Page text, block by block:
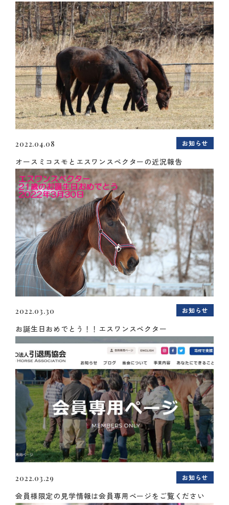
2022.04.08 お知らせ
オースミコスモとエスワンスペクターの近況報告
2022.03.30 お知らせ
お誕生日おめでとう！！エスワンスペクター
2022.03.29 お知らせ
会員様限定の見学情報は会員専用ページをご覧ください